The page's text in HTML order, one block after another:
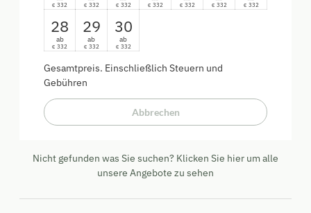
€ 332 € 332 € 332 € 332 € 332 € 332 € 332
28
ab
€ 332
29
ab
€ 332
30
ab
€ 332
Gesamtpreis. Einschließlich Steuern und
Gebühren
Abbrechen
Nicht gefunden was Sie suchen? Klicken Sie hier um alle
unsere Angebote zu sehen